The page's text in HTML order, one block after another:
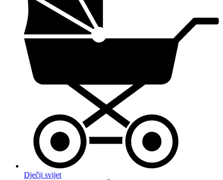
Dječji svijet